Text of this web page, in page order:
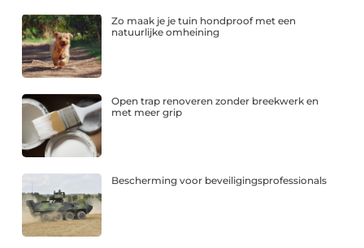
Zo maak je je tuin hondproof met een
natuurlijke omheining
Open trap renoveren zonder breekwerk en
met meer grip
Bescherming voor beveiligingsprofessionals